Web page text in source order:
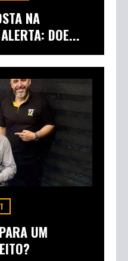
NA
DOE...
UM